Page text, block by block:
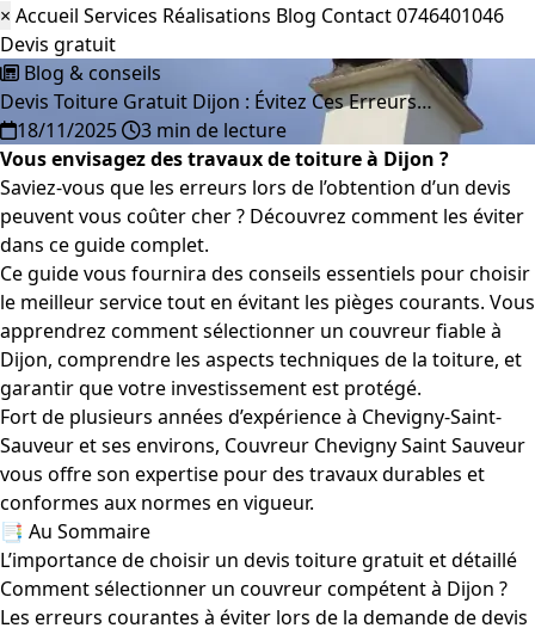
× Accueil Services Réalisations Blog Contact0746401046
Devis gratuit
Blog & conseils
Devis Toiture Gratuit Dijon : Évitez Ces Erreurs…
18/11/2025
3 min de lecture
Vous envisagez des travaux de toiture à Dijon ?
Saviez-vous que les erreurs lors de l’obtention d’un devis
peuvent vous coûter cher ? Découvrez comment les éviter
dans ce guide complet.
Ce guide vous fournira des conseils essentiels pour choisir
le meilleur service tout en évitant les pièges courants. Vous
apprendrez comment sélectionner un couvreur fiable à
Dijon, comprendre les aspects techniques de la toiture, et
garantir que votre investissement est protégé.
Fort de plusieurs années d’expérience à Chevigny-Saint-
Sauveur et ses environs, Couvreur Chevigny Saint Sauveur
vous offre son expertise pour des travaux durables et
conformes aux normes en vigueur.
📑 Au Sommaire
L’importance de choisir un devis toiture gratuit et détaillé
Comment sélectionner un couvreur compétent à Dijon ?
Les erreurs courantes à éviter lors de la demande de devis